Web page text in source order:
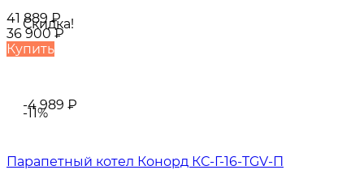
Скидка!
-4 989 ₽
41 889₽
36 900₽
Купить
-11%
Парапетный котел Конорд КС-Г-16-TGV-П